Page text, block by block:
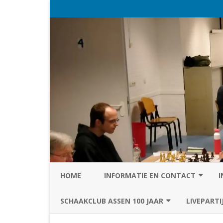
HOME INFORMATIE EN CONTACT
PRIVACY STATEMENT VAN SC
SCHAAKCLUB ASSEN 100 JAAR